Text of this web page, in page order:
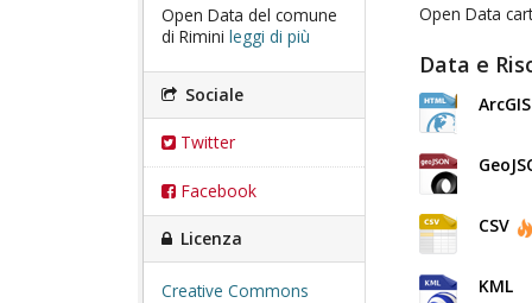
Open Data del comune
di Rimini leggi di più
Sociale
Twitter
Facebook
Licenza
Creative Commons
Open Data
Data e
CSV
KML